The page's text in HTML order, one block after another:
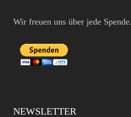
Wir freuen uns über jede
NEWSLETTER